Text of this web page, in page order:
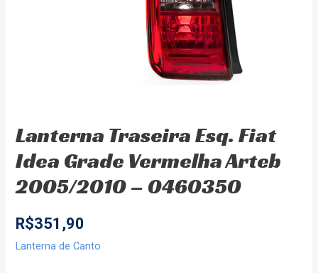
Lanterna Traseira Esq. Fiat
Idea Grade Vermelha Arteb
2005/2010 – 0460350
R$351,90
Lanterna de Canto